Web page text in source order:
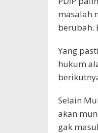
masalah
berubah.
Yang
hukum
Selain
akan
gak